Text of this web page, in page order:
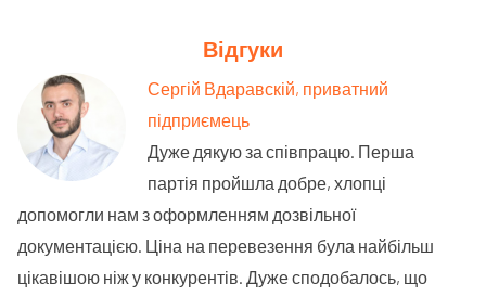
Відгуки
Сергій Вдаравскій, приватний
підприємець
Дуже дякую за співпрацю. Перша
партія пройшла добре, хлопці
допомогли нам з оформленням дозвільної
документацією. Ціна на перевезення була найбільш
цікавішою ніж у конкурентів. Дуже сподобалось, що